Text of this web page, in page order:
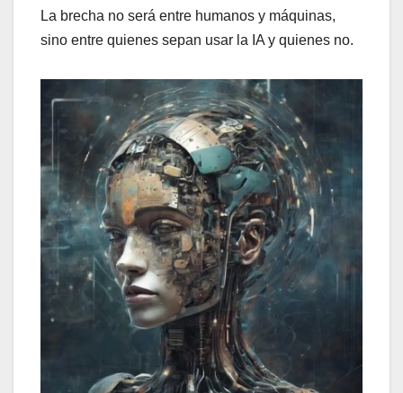
La brecha no será entre humanos y máquinas,
sino entre quienes sepan usar la IA y quienes no.